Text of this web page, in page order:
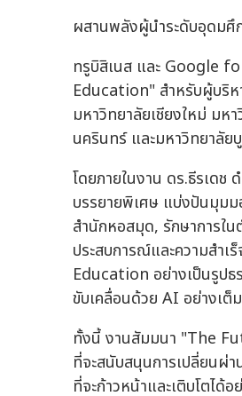
ผสานพลังผู้นำระดับอุดมศึ
ทรูบิสิเนส และ Google
Education" สำหรับผู้บริ
มหาวิทยาลัยเชียงใหม่ มห
นครินทร์ และมหาวิทยาลั
โดยภายในงาน ดร.ธีรเด
บรรยายพิเศษ แบ่งปันมุมม
สำนักหอสมุด, รักษาการใ
ประสบการณ์และความสำ
Education อย่างเป็นรูป
ขับเคลื่อนด้วย AI อย่างเ
ทั้งนี้ งานสัมมนา "The
ที่จะสนับสนุนการเปลี่ยนผ่
ที่จะก้าวหน้าและเติบโตได้